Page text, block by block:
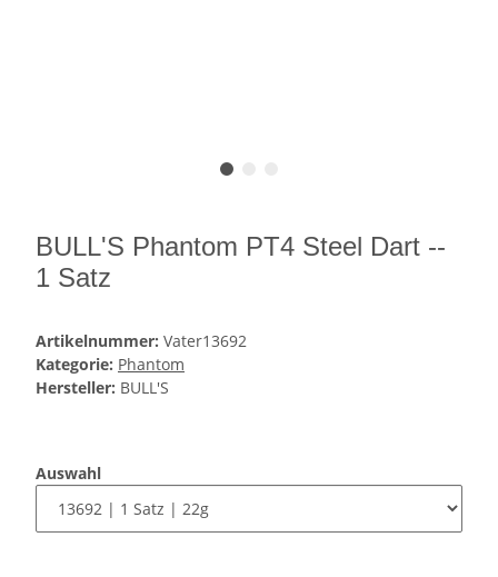
BULL'S Phantom PT4 Steel Dart --
1 Satz
Artikelnummer: Vater13692
Kategorie: Phantom
Hersteller: BULL'S
Auswahl